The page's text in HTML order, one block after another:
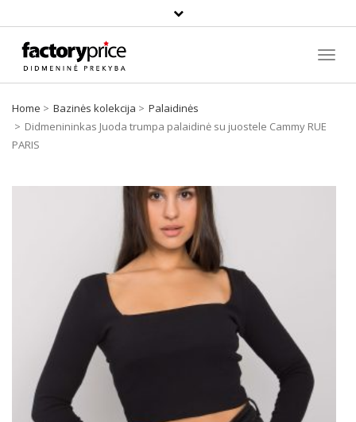
Paieška
Home Bazinės kolekcija
Palaidinės
Didmenininkas Juoda trumpa palaidinė su juostele Cammy RUE
PARIS